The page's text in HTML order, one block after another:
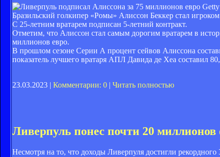
Бразильский голкипер «Ромы» Алиссон Беккер стал
С 25-летним вратарем подписан 5-летний контракт.
Отметим, что Алиссон стал самым дорогим вратарем в
миллионов евро.
В прошлом сезоне Серии А процент сейвов Алиссона
показатель лучшего вратаря АПЛ Давида де Хеа составил
23.03.2023 | Комментарии: 0 | Читать полностью
Ливерпуль понес почти 20
Несмотря на то, что доходы Ливерпуля достигли